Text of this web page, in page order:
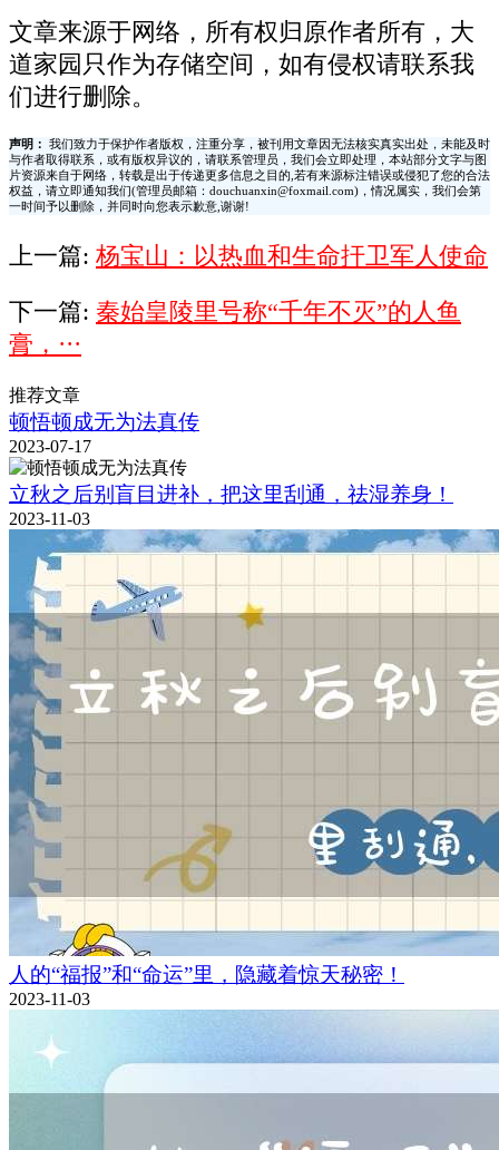
文章来源于网络，所有权归原作者所有，大
道家园只作为存储空间，如有侵权请联系我
们进行删除。
声明：
我们致力于保护作者版权，注重分享，被刊用文章因无法核实真实出处，未能及时
与作者取得联系，或有版权异议的，请联系管理员，我们会立即处理，本站部分文字与图
片资源来自于网络，转载是出于传递更多信息之目的,若有来源标注错误或侵犯了您的合法
权益，请立即通知我们(管理员邮箱：douchuanxin@foxmail.com)，情况属实，我们会第
一时间予以删除，并同时向您表示歉意,谢谢!
上一篇: 杨宝山：以热血和生命扞卫军人使命
下一篇: 秦始皇陵里号称“千年不灭”的人鱼
膏，···
推荐文章
顿悟顿成无为法真传
2023-07-17
立秋之后别盲目进补，把这里刮通，祛湿养身！
2023-11-03
人的“福报”和“命运”里，隐藏着惊天秘密！
2023-11-03